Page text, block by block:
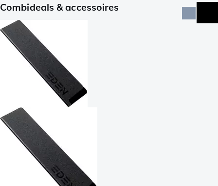
Combideals & accessoires